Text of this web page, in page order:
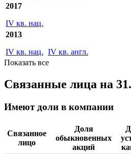
2017
IV кв. нац.
2013
IV кв. нац. IV кв. англ.
Показать все
Связанные лица на
Имеют доли в компании
Связанное
лицо
Доля
обыкновенных
акций